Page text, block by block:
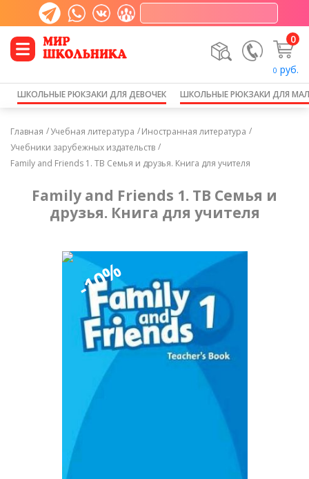
0
0 руб.
ШКОЛЬНЫЕ РЮКЗАКИ ДЛЯ ДЕВОЧЕК ШКОЛЬНЫЕ РЮКЗАКИ ДЛЯ
Главная Учебная литература
Иностранная литература
Учебники зарубежных издательств
Family and Friends 1. TB Семья и друзья. Книга для учителя
Family and Friends 1. TB Семья и
друзья. Книга для учителя
-10%